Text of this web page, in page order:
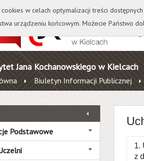
Kontakt Biblioteka Wydawnictwo
Jana Kochanowskiego w Kielcach
Biuletyn Informacji Publicznej
Podstawowe
1.
z
w celach optymalizacji treści
urządzeniu końcowym. Możecie Państwo